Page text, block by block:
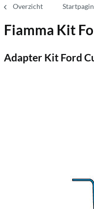
Overzicht
Fiamma Kit
Adapter Kit Ford